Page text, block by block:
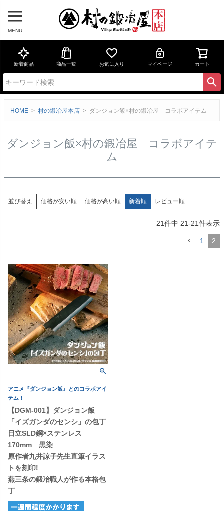
MENU
新着商品 商品一覧 お気に入り マイページ カート
HOME 村の鍛冶屋本店 ダンジョン飯×村の鍛冶屋 コラボアイテム
ダンジョン飯×村の鍛冶屋 コラボアイテ
ム
並び替え 価格が安い順 価格が高い順 新着順 レビュー順
21件中 21-21件表示
1 2
アニメ『ダンジョン飯』とのコラボアイ
テム！
【DGM-001】ダンジョン飯
「イズガンダのセンシ」の包丁
日立SLD鋼×ステンレス
170mm 黒染
原作者九井諒子先生直筆イラス
トを刻印!
燕三条の鍛冶職人が作る本格包
丁